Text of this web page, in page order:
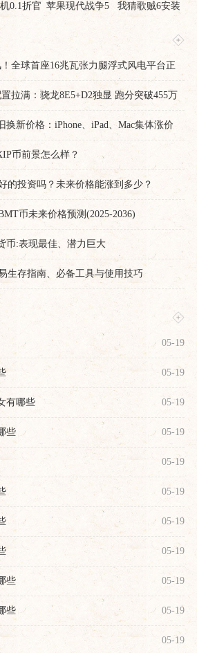
0.1折官 苹果现代战争5
眩晕风暴破解直
我猜歌贼6安装
全球首座16兆瓦张力腿浮式风电平台正
拉满：骁龙8E5+D2独显 跑分突破455万
换新价格：iPhone、iPad、Mac集体涨价
币前景怎么样？
的投资吗？未来价格能涨到多少？
币未来价格预测(2025-2036)
币:表现最佳、潜力巨大
生存指南、必备工具与使用技巧
05-19
05-19
有哪些 05-19
些 05-19
05-19
05-19
05-19
05-19
些 05-19
些 05-19
05-19